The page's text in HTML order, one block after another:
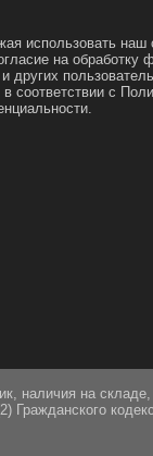
использовать наш
на обработку
других
соответствии с
наличия на
Гражданского